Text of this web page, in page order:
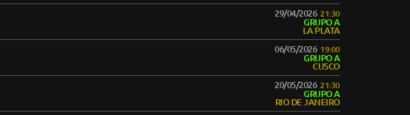
29/04/2026 21:30
GRUPO A
LA PLATA
06/05/2026 19:00
GRUPO A
CUSCO
20/05/2026 21:30
GRUPO A
RIO DE JANEIRO